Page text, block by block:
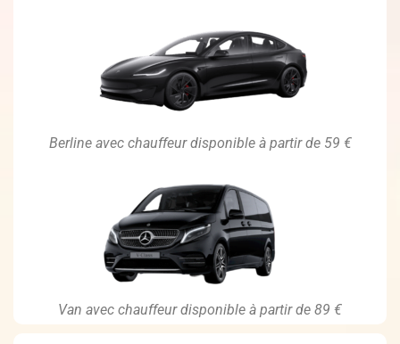
Berline avec chauffeur disponible à partir de 59 €
Van avec chauffeur disponible à partir de 89 €